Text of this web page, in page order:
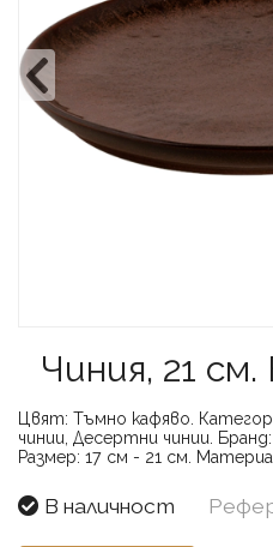
Чиния, 21
Цвят: Тъмно кафяво.
чинии, Десертни чинии. Бранд:
Размер: 17 см - 21 см.
В наличност